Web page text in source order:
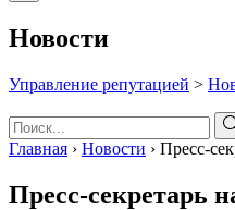
Новости
Управление репутацией >
Главная › Новости › Пресс-
Пресс-секретарь